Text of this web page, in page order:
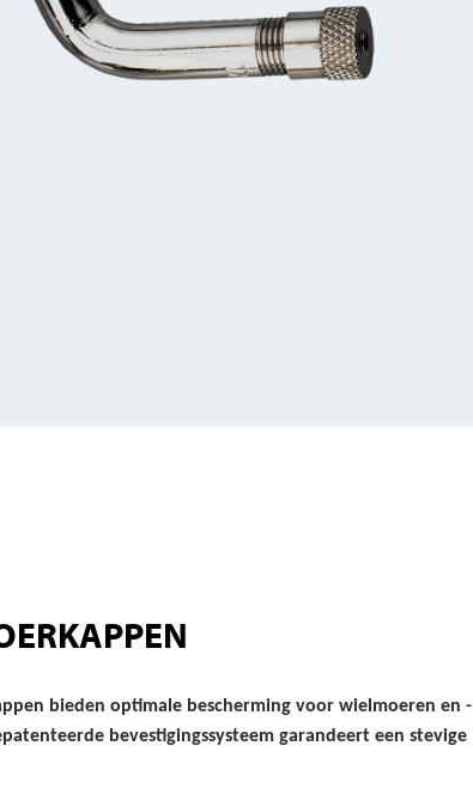
bieden optimale bescherming voor wielmoeren en -
bevestigingssysteem garandeert een stevige